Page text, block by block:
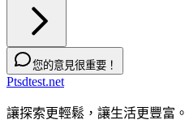
您的意見很重要！
Ptsdtest.net
讓探索更輕鬆，讓生活更豐富。